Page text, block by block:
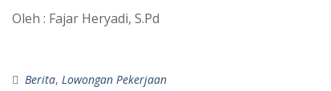
Oleh : Fajar Heryadi, S.Pd
Berita, Lowongan Pekerjaan